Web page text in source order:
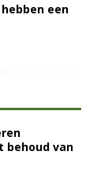
een
behoud van